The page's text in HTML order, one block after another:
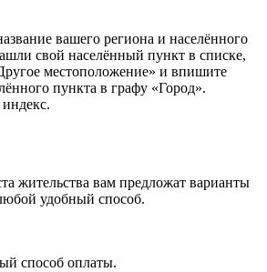
вашего региона и населённого
свой населённый пункт в списке,
местоположение» и впишите
пункта в графу «Город».
жительства вам предложат варианты
удобный способ.
способ оплаты.